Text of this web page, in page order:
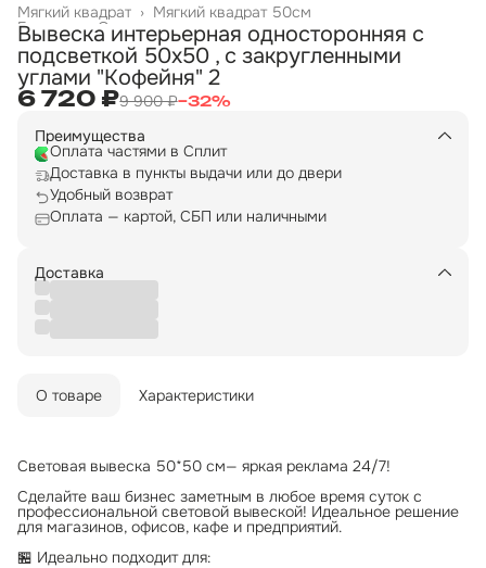
Мягкий квадрат 50см
Мягкий квадрат ›
Односторонние вывески ›
Главная ›
Вывеска интерьерная односторонняя с
подсветкой 50х50 , с закругленными
углами "Кофейня" 2
6 720 ₽9 900 ₽−32%
Преимущества
Оплата частями в Сплит
Доставка в пункты выдачи или до двери
Удобный возврат
Оплата — картой, СБП или наличными
Доставка
О товаре Характеристики
Световая вывеска 50*50 см— яркая реклама 24/7!
Сделайте ваш бизнес заметным в любое время суток с
профессиональной световой вывеской! Идеальное решение
для магазинов, офисов, кафе и предприятий.
🏪 Идеально подходит для: